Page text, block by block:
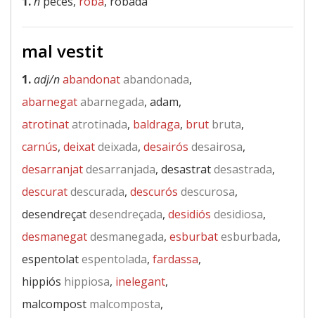
mal vestit
1.adj/nabandonatabandonada,
abarnegatabarnegada, adam,
atrotinatatrotinada, baldraga, brut bruta,
carnús, deixatdeixada, desairós desairosa,
desarranjatdesarranjada, desastratdesastrada,
descuratdescurada, descurós descurosa,
desendreçatdesendreçada, desidiós desidiosa,
desmanegatdesmanegada, esburbatesburbada,
espentolatespentolada, fardassa,
hippiós hippiosa, inelegant,
malcompost malcomposta,